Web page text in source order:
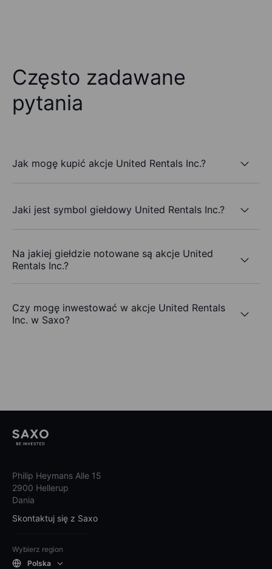
Często zadawane
pytania
Jak mogę kupić akcje United Rentals Inc.?
Jaki jest symbol giełdowy United Rentals Inc.?
Na jakiej giełdzie notowane są akcje United
Rentals Inc.?
Czy mogę inwestować w akcje United Rentals
Inc. w Saxo?
Philip Heymans Alle 15
2900 Hellerup
Dania
Skontaktuj się z Saxo
Wybierz region
Polska